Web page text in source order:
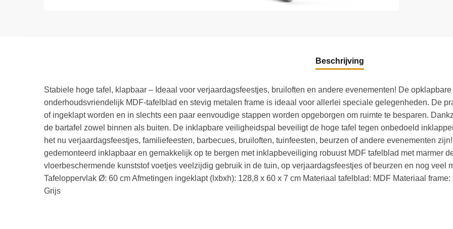
Beschrijving
Stabiele hoge tafel, klapbaar – Ideaal voor verjaardagsfeestjes, bruiloften en andere evenementen! De
onderhoudsvriendelijk MDF-tafelblad en stevig metalen frame is ideaal voor allerlei speciale gelegenheden. De
of ingeklapt worden en in slechts een paar eenvoudige stappen worden opgeborgen om ruimte te besparen.
de bartafel zowel binnen als buiten. De inklapbare veiligheidspal beveiligt de hoge tafel tegen onbedoeld
het nu verjaardagsfeestjes, familiefeesten, barbecues, bruiloften, tuinfeesten, beurzen of andere evenementen
gedemonteerd inklapbaar en gemakkelijk op te bergen met inklapbeveiliging robuust MDF tafelblad met marmer
vloerbeschermende kunststof voetjes veelzijdig gebruik in de tuin, op verjaardagsfeestjes of beurzen en nog veel
Tafeloppervlak Ø: 60 cm Afmetingen ingeklapt (lxbxh): 128,8 x 60 x 7 cm Materiaal tafelblad: MDF Materiaal
Grijs